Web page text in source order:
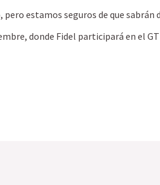
estamos seguros de que
donde Fidel participará en el